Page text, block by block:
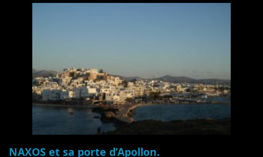
NAXOS et sa porte d’Apollon.